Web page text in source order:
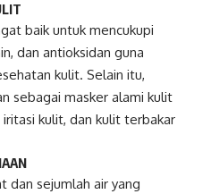
baik untuk mencukupi
dan antioksidan guna
kulit. Selain itu,
sebagai masker alami kulit
kulit, dan kulit terbakar
dan sejumlah air yang